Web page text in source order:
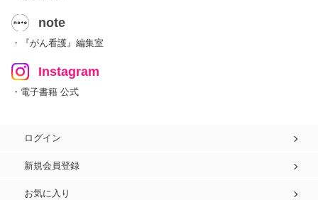
note
・『がん看護』編集室
Instagram
・電子書籍 公式
ログイン
新規会員登録
お気に入り